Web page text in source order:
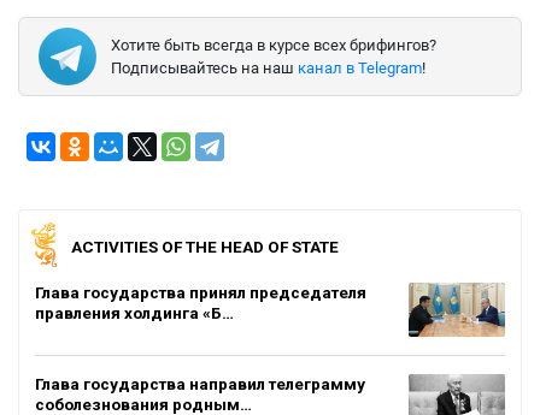
Хотите быть всегда в курсе всех брифингов?
Подписывайтесь на наш канал в Telegram!
ACTIVITIES OF THE HEAD OF STATE
Глава государства принял председателя
правления холдинга «Б…
Глава государства направил телеграмму
соболезнования родным…